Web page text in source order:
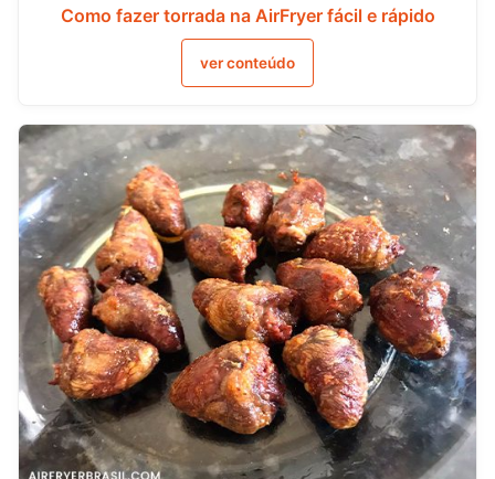
Como fazer torrada na AirFryer fácil e rápido
ver conteúdo